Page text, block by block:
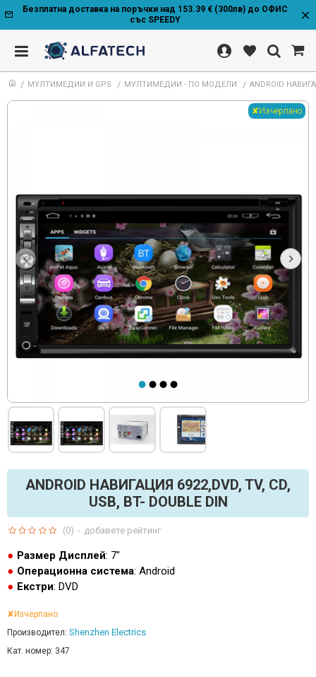
Безплатна доставка на поръчки над 153.39 € (300лв) до ОФИС
със SPEEDY
МУЛТИМЕДИИ И GPS МУЛТИМЕДИИ - ПО МОДЕЛИ ANDROID
✘Изчерпано
ANDROID НАВИГАЦИЯ 6922,DVD, TV, CD,
USB, BT- DOUBLE DIN
Размер Дисплей: 7"
Операционна система: Android
Екстри: DVD
✘Изчерпано
Производител: Shenzhen Electrics
Кат. номер: 347
(0) - добавете рейтинг